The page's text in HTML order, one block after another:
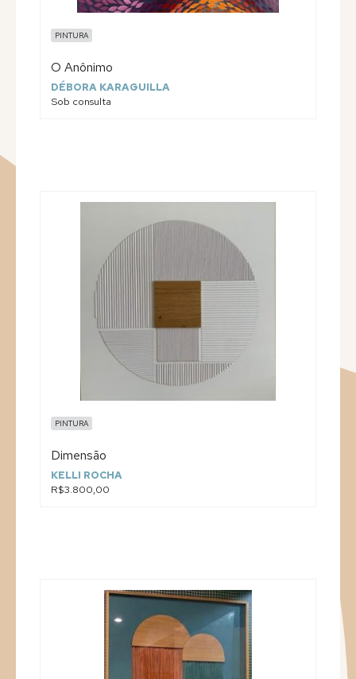
PINTURA
O Anônimo
DÉBORA KARAGUILLA
Sob consulta
PINTURA
Dimensão
KELLI ROCHA
R$3.800,00